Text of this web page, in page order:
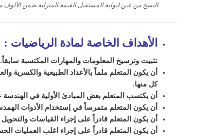
النسخ من عين لبوابة المستقبل القيمة المنزلية ضمن الألوف
الأهداف الخاصة لمادة الرياضيات :
تثبيت وترسيخ المعلومات والمهارات المكتسبة سابقاً.
أن يكون المتعلم ملماً بالأعداد الطبيعية والكسرية
كل منها.
أن يكتسب المتعلم بعض المبادئ الأولية في
أن يكون المتعلم متمرساً في إستخدام الأدوات
أن يكون المتعلم قادراً على إجراء القياسات
أن يكون المتعلم قادراً على إجراء اغلب العمليات